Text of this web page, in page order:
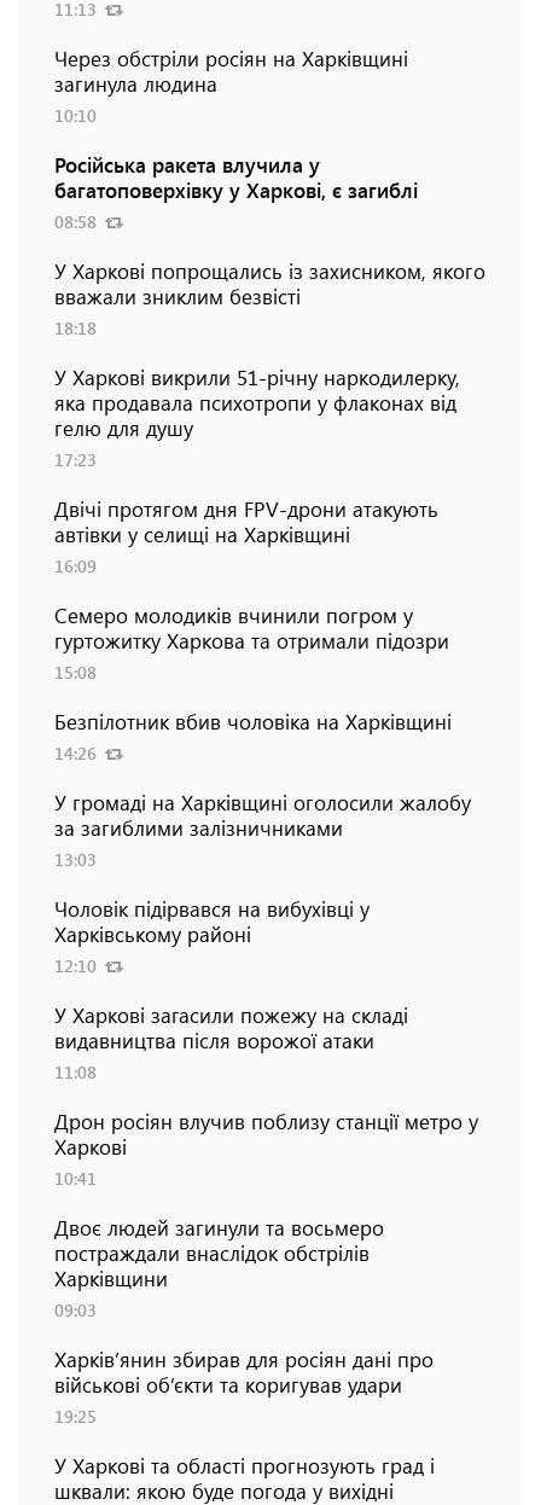
11:13
Через обстріли росіян на Харківщині
загинула людина
10:10
Російська ракета влучила у
багатоповерхівку у Харкові, є загиблі
08:58
У Харкові попрощались із захисником, якого
вважали зниклим безвісті
18:18
У Харкові викрили 51-річну наркодилерку,
яка продавала психотропи у флаконах від
гелю для душу
17:23
Двічі протягом дня FPV-дрони атакують
автівки у селищі на Харківщині
16:09
Семеро молодиків вчинили погром у
гуртожитку Харкова та отримали підозри
15:08
Безпілотник вбив чоловіка на Харківщині
14:26
У громаді на Харківщині оголосили жалобу
за загиблими залізничниками
13:03
Чоловік підірвався на вибухівці у
Харківському районі
12:10
У Харкові загасили пожежу на складі
видавництва після ворожої атаки
11:08
Дрон росіян влучив поблизу станції метро у
Харкові
10:41
Двоє людей загинули та восьмеро
постраждали внаслідок обстрілів
Харківщини
09:03
Харків’янин збирав для росіян дані про
військові об’єкти та коригував удари
19:25
У Харкові та області прогнозують град і
шквали: якою буде погода у вихідні